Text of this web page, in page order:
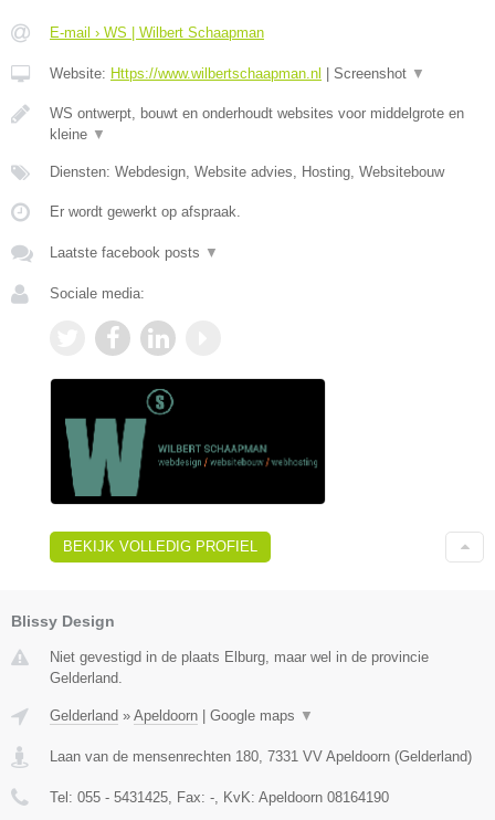
E-mail › WS | Wilbert Schaapman
Website: Https://www.wilbertschaapman.nl Screenshot ▼
WS ontwerpt, bouwt en onderhoudt websites voor middelgrote en
kleine ▼
Diensten: Webdesign, Website advies, Hosting, Websitebouw
Er wordt gewerkt op afspraak.
Laatste facebook posts ▼
Sociale media:
BEKIJK VOLLEDIG PROFIEL
Blissy Design
Niet gevestigd in de plaats Elburg, maar wel in de provincie
Gelderland.
Gelderland » Apeldoorn Google maps ▼
Laan van de mensenrechten 180 7331 VV Apeldoorn (Gelderland)
Tel: 055 - 5431425 , Fax: - , KvK: Apeldoorn 08164190